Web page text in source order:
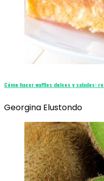
Cómo hacer waffles dulces y salados:
Georgina Elustondo